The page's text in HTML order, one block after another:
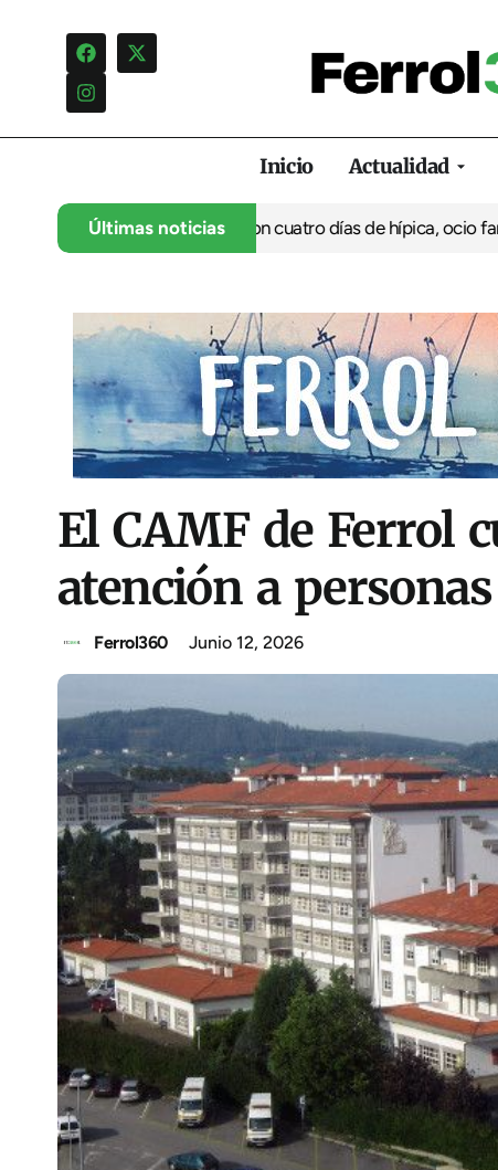
Inicio Actualidad
Últimas noticias
su 35º aniversario con cuatro días de hípica, ocio familiar
El CAMF de Ferrol
atención a
Ferrol360 Junio 12, 2026